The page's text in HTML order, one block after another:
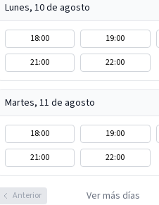
Lunes, 10 de agosto
18:00 19:00
21:00
22:00
Martes, 11 de agosto
18:00 19:00
21:00
22:00
Anterior Ver más días